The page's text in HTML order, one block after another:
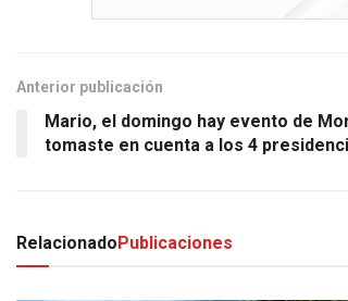
Anterior publicación
Mario, el domingo hay evento de
tomaste en cuenta a los 4
RelacionadoPublicaciones